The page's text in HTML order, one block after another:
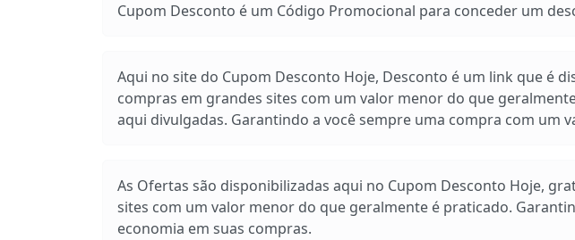
Cupom Desconto é um Código Promocional para conceder um
Aqui no site do Cupom Desconto Hoje, Desconto é um link que é
compras em grandes sites com um valor menor do que
aqui divulgadas. Garantindo a você sempre uma compra com um
As Ofertas são disponibilizadas aqui no Cupom Desconto Hoje,
sites com um valor menor do que geralmente é praticado.
economia em suas compras.